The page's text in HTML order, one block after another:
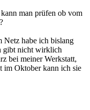
man prüfen ob vom
Netz habe ich bislang
gibt nicht wirklich
bei meiner Werkstatt,
im Oktober kann ich sie